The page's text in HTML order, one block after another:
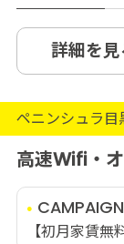
詳細を見
ペニンシュラ目
高速Wifi・
CAMPAIGN
【初月家賃